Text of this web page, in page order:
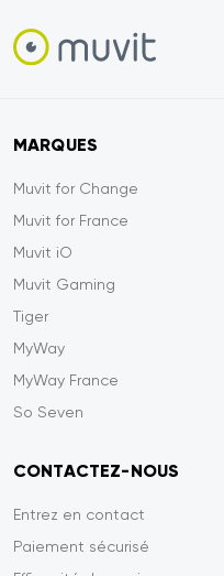
MARQUES
Muvit for Change
Muvit for France
Muvit iO
Muvit Gaming
Tiger
MyWay
MyWay France
So Seven
CONTACTEZ-NOUS
Entrez en contact
Paiement sécurisé